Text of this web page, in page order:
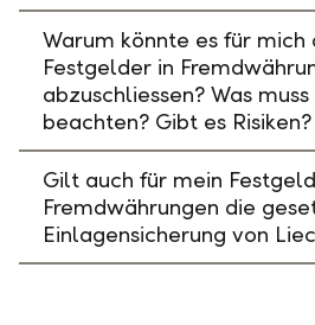
Warum könnte es für mich
Festgelder in
abzuschliessen? Was
beachten? Gibt es Risiken?
Gilt auch für mein
Fremdwährungen die
Einlagensicherung von